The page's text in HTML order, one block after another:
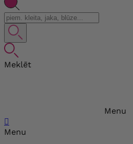
Meklēt
Menu

Menu